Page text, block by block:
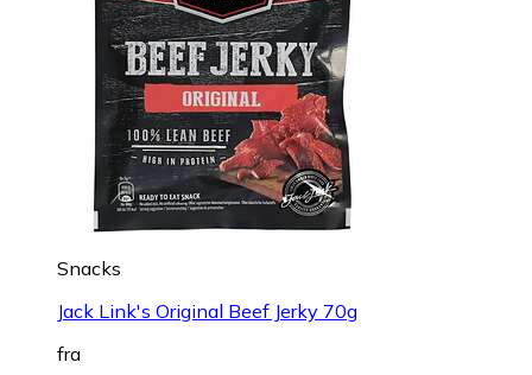
Snacks
Jack Link's Original Beef Jerky 70g
fra